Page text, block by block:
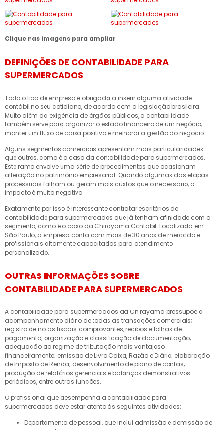
Clique nas imagens para ampliar
DEFINIÇÕES DE CONTABILIDADE PARA
SUPERMERCADOS
Todo o tipo de empresa é obrigada a inserir alguma atividade
contábil no seu cotidiano, de acordo com a legislação brasileira.
Muito além da exigência de órgãos públicos, a contabilidade
também serve para organizar o estado financeiro de um negócio,
manter um fluxo de caixa positivo e melhorar a gestão do negocio.
Alguns segmentos comerciais apresentam mais particularidades
que outros, como é o caso da contabilidade para supermercados.
Este ramo envolve uma série de procedimentos que ocasionam
alteração no patrimônio empresarial. Quando algumas das etapas
processuais falham ou geram mais custos que o necessário, o
impacto é muito negativo.
Exatamente por isso é interessante contratar escritórios de
contabilidade para supermercados que já tenham afinidade com o
segmento, como é o caso da Chirayama Contábil. Localizada em
São Paulo, a empresa conta com mais de 30 anos de mercado e
profissionais altamente capacitados para atendimento
personalizado.
OUTRAS INFORMAÇÕES SOBRE
CONTABILIDADE PARA SUPERMERCADOS
A contabilidade para supermercados da Chirayama pressupõe o
acompanhamento diário de todas as transações comerciais;
registro de notas fiscais, comprovantes, recibos e folhas de
pagamento; organização e classificação de documentação;
adequação ao regime de tributação mais vantajoso
financeiramente; emissão de Livro Caixa, Razão e Diário; elaboração
de Imposto de Renda; desenvolvimento de plano de contas;
produção de relatórios gerenciais e balanços demonstrativos
periódicos, entre outras funções.
O profissional que desempenha a contabilidade para
supermercados deve estar atento às seguintes atividades:
departamento de pessoal, que inclui admissão e demissão de